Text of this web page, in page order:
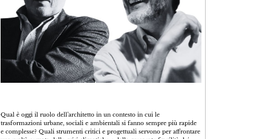
Qual è oggi il ruolo dell’architetto in un contesto in cui le
trasformazioni urbane, sociali e ambientali si fanno sempre più rapide
e complesse? Quali strumenti critici e progettuali servono per affrontare